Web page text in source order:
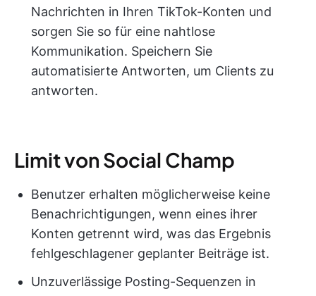
Nachrichten in Ihren TikTok-Konten und
sorgen Sie so für eine nahtlose
Kommunikation. Speichern Sie
automatisierte Antworten, um Clients zu
antworten.
Limit von Social Champ
Benutzer erhalten möglicherweise keine
Benachrichtigungen, wenn eines ihrer
Konten getrennt wird, was das Ergebnis
fehlgeschlagener geplanter Beiträge ist.
Unzuverlässige Posting-Sequenzen in